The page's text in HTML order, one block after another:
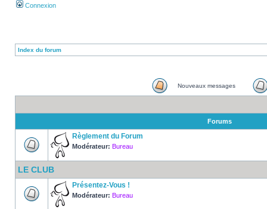
Connexion
Index du forum
Nouveaux messages
Forums
Règlement du Forum
Modérateur: Bureau
LE CLUB
Présentez-Vous !
Modérateur: Bureau